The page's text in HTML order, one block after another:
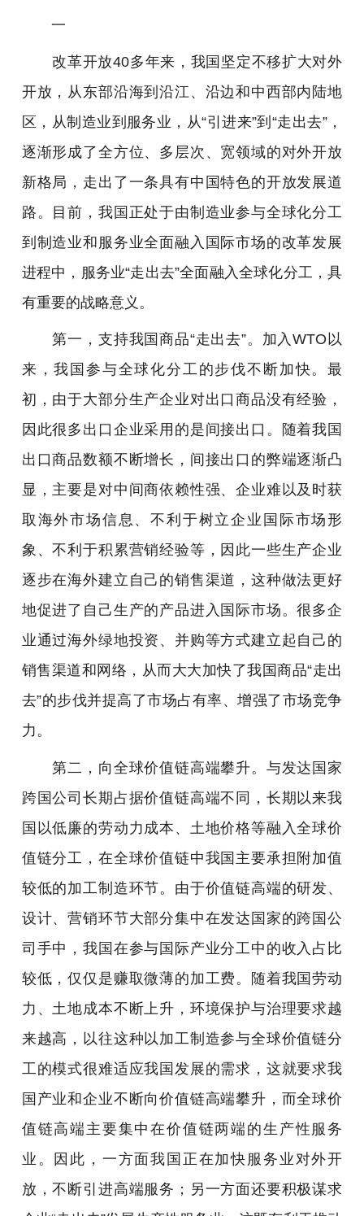
一
改革开放40多年来，我国坚定不移扩大对外
开放，从东部沿海到沿江、沿边和中西部内陆地
区，从制造业到服务业，从“引进来”到“走出去”，
逐渐形成了全方位、多层次、宽领域的对外开放
新格局，走出了一条具有中国特色的开放发展道
路。目前，我国正处于由制造业参与全球化分工
到制造业和服务业全面融入国际市场的改革发展
进程中，服务业“走出去”全面融入全球化分工，具
有重要的战略意义。
第一，支持我国商品“走出去”。加入WTO以
来，我国参与全球化分工的步伐不断加快。最
初，由于大部分生产企业对出口商品没有经验，
因此很多出口企业采用的是间接出口。随着我国
出口商品数额不断增长，间接出口的弊端逐渐凸
显，主要是对中间商依赖性强、企业难以及时获
取海外市场信息、不利于树立企业国际市场形
象、不利于积累营销经验等，因此一些生产企业
逐步在海外建立自己的销售渠道，这种做法更好
地促进了自己生产的产品进入国际市场。很多企
业通过海外绿地投资、并购等方式建立起自己的
销售渠道和网络，从而大大加快了我国商品“走出
去”的步伐并提高了市场占有率、增强了市场竞争
力。
第二，向全球价值链高端攀升。与发达国家
跨国公司长期占据价值链高端不同，长期以来我
国以低廉的劳动力成本、土地价格等融入全球价
值链分工，在全球价值链中我国主要承担附加值
较低的加工制造环节。由于价值链高端的研发、
设计、营销环节大部分集中在发达国家的跨国公
司手中，我国在参与国际产业分工中的收入占比
较低，仅仅是赚取微薄的加工费。随着我国劳动
力、土地成本不断上升，环境保护与治理要求越
来越高，以往这种以加工制造参与全球价值链分
工的模式很难适应我国发展的需求，这就要求我
国产业和企业不断向价值链高端攀升，而全球价
值链高端主要集中在价值链两端的生产性服务
业。因此，一方面我国正在加快服务业对外开
放，不断引进高端服务；另一方面还要积极谋求